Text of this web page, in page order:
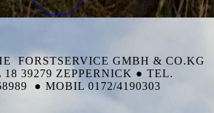
FORSTSERVICE GMBH & CO.KG
39279 ZEPPERNICK ● TEL.
● MOBIL 0172/4190303